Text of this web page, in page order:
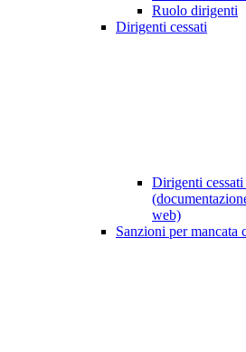
Ruolo dirigenti
Dirigenti cessati
Dirigenti
web)
Sanzioni per mancata